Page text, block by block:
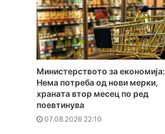
Министерството за економија:
Нема потреба од нови мерки,
храната втор месец по ред
поевтинува
07.08.2026 22:10